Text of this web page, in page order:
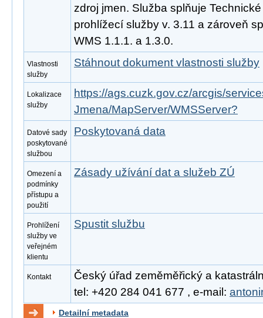
zdroj jmen. Služba splňuje
prohlížecí služby v. 3.11 a zároveň
WMS 1.1.1. a 1.3.0.
Vlastnosti
služby
Stáhnout dokument vlastnosti služby
Lokalizace
služby
https://ags.cuzk.gov.cz/arcgis/
Jmena/MapServer/WMSServer?
Datové sady
poskytované
službou
Poskytovaná data
Omezení a
podmínky
přístupu a
použití
Zásady užívání dat a služeb ZÚ
Prohlížení
služby ve
veřejném
klientu
Spustit službu
Kontakt
Český úřad zeměměřický a
tel: +420 284 041 677 , e-mail:
Detailní metadata